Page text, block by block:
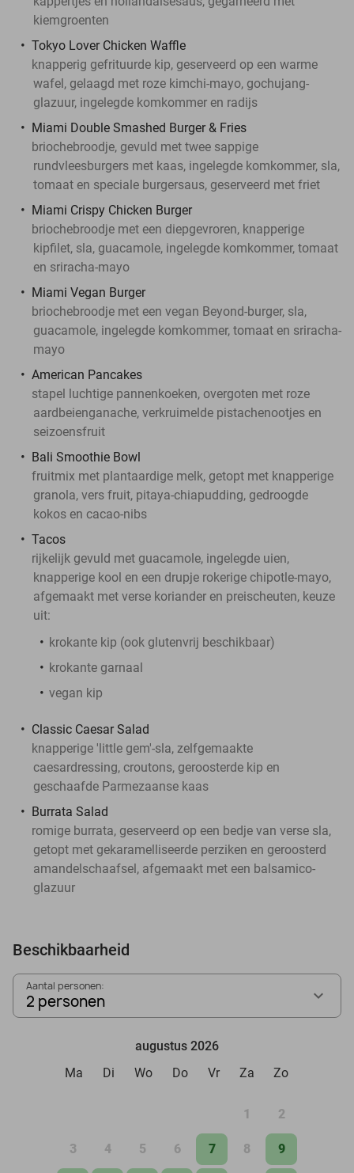
kiemgroenten
Tokyo Lover Chicken Waffle
knapperig gefrituurde kip, geserveerd op een warme
wafel, gelaagd met roze kimchi-mayo, gochujang-
glazuur, ingelegde komkommer en radijs
Miami Double Smashed Burger & Fries
briochebroodje, gevuld met twee sappige
rundvleesburgers met kaas, ingelegde komkommer, sla,
tomaat en speciale burgersaus, geserveerd met friet
Miami Crispy Chicken Burger
briochebroodje met een diepgevroren, knapperige
kipfilet, sla, guacamole, ingelegde komkommer, tomaat
en sriracha-mayo
Miami Vegan Burger
briochebroodje met een vegan Beyond-burger, sla,
guacamole, ingelegde komkommer, tomaat en sriracha-
mayo
American Pancakes
stapel luchtige pannenkoeken, overgoten met roze
aardbeienganache, verkruimelde pistachenootjes en
seizoensfruit
Bali Smoothie Bowl
fruitmix met plantaardige melk, getopt met knapperige
granola, vers fruit, pitaya-chiapudding, gedroogde
kokos en cacao-nibs
Tacos
rijkelijk gevuld met guacamole, ingelegde uien,
knapperige kool en een drupje rokerige chipotle-mayo,
afgemaakt met verse koriander en preischeuten, keuze
uit:
krokante kip (ook glutenvrij beschikbaar)
krokante garnaal
vegan kip
Classic Caesar Salad
knapperige 'little gem'-sla, zelfgemaakte
caesardressing, croutons, geroosterde kip en
geschaafde Parmezaanse kaas
Burrata Salad
romige burrata, geserveerd op een bedje van verse sla,
getopt met gekaramelliseerde perziken en geroosterd
amandelschaafsel, afgemaakt met een balsamico-
glazuur
Beschikbaarheid
Aantal personen:
2 personen
augustus 2026
Ma
Di Wo Do Vr Za Zo
1 2
3 4 5 6 7 8 9